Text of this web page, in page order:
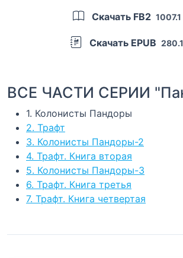
Скачать FB2 1007.1
Скачать EPUB
ВСЕ ЧАСТИ СЕРИИ
1. Колонисты Пандоры
2. Трафт
3. Колонисты Пандоры-2
4. Трафт. Книга вторая
5. Колонисты Пандоры-3
6. Трафт. Книга третья
7. Трафт. Книга четвертая